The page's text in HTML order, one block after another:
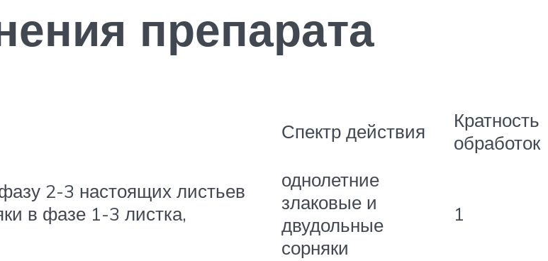
препарата
Спектр действия
Кратность
обработок
2-3 настоящих листьев
в фазе 1-3 листка,
однолетние
злаковые и
двудольные
сорняки
1